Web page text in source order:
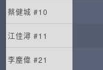
蔡健城 #10
江佳潯 #11
李塵偉 #21